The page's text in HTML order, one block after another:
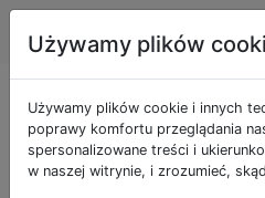
Apple Tagi
Wyświetlaj
profilowe
Używamy plików
Używamy plików cookie i innych
poprawy komfortu przeglądania
spersonalizowane treści i
w naszej witrynie, i zrozumieć,